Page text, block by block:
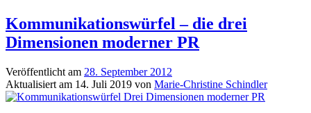
Kommunikationswürfel – die drei
Dimensionen moderner PR
Veröffentlicht am 28. September 2012
Aktualisiert am 14. Juli 2019 von Marie-Christine Schindler